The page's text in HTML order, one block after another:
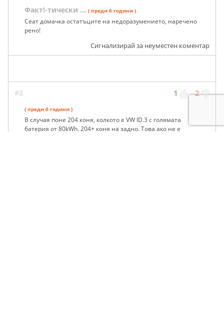
Факт!-тически ... ( преди 6 години )
Сеат домачка остатъците на недоразумението, наречено
рено!
Сигнализирай за неуместен коментар
#2 1 2
( преди 6 години )
В случая поне 204 коня, колкото е VW ID.3 с голямата
батерия от 80kWh. 204+ коня на задно. Това ако не е